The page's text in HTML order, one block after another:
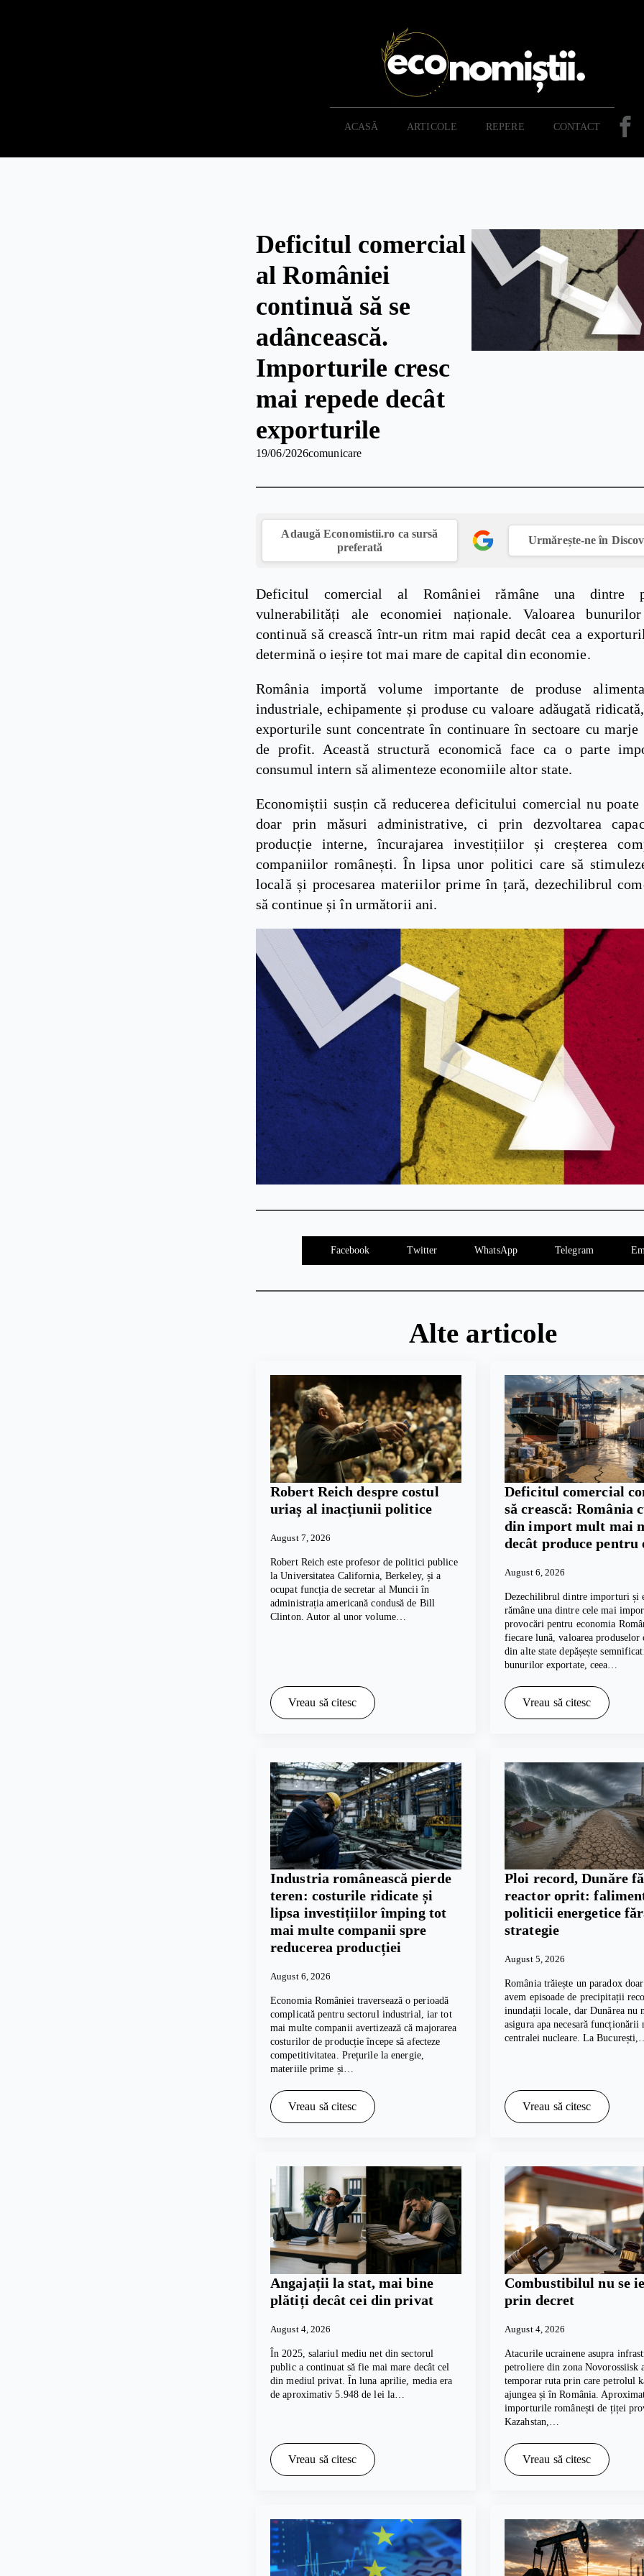
ACASĂ ARTICOLE REPERE CONTACT
Deficitul comercial
al României
continuă să se
adâncească.
Importurile cresc
mai repede decât
exporturile
19/06/2026comunicare
Adaugă Economistii.ro ca sursă
preferată
Urmărește-ne în
Deficitul comercial al României rămâne una dintre
vulnerabilități ale economiei naționale. Valoarea
continuă să crească într-un ritm mai rapid decât cea a
determină o ieșire tot mai mare de capital din economie.
România importă volume importante de produse
industriale, echipamente și produse cu valoare adăugată
exporturile sunt concentrate în continuare în sectoare cu marje
de profit. Această structură economică face ca o parte
consumul intern să alimenteze economiile altor state.
Economiștii susțin că reducerea deficitului comercial nu
doar prin măsuri administrative, ci prin dezvoltarea
producție interne, încurajarea investițiilor și creșterea
companiilor românești. În lipsa unor politici care să
locală și procesarea materiilor prime în țară, dezechilibrul
să continue și în următorii ani.
Facebook Twitter WhatsApp Telegram
Alte articole
Robert Reich despre costul
uriaș al inacțiunii politice
August 7, 2026
Robert Reich este profesor de politici publice
la Universitatea California, Berkeley, și a
ocupat funcția de secretar al Muncii în
administrația americană condusă de Bill
Clinton. Autor al unor volume…
Vreau să citesc
Deficitul comercial
să crească: România
din import mult mai
decât produce pentru
August 6, 2026
Dezechilibrul dintre importuri și
rămâne una dintre cele mai
provocări pentru economia
fiecare lună, valoarea produselor
din alte state depășește
bunurilor exportate, ceea…
Vreau să citesc
Industria românească pierde
teren: costurile ridicate și
lipsa investițiilor împing tot
mai multe companii spre
reducerea producției
August 6, 2026
Economia României traversează o perioadă
complicată pentru sectorul industrial, iar tot
mai multe companii avertizează că majorarea
costurilor de producție începe să afecteze
competitivitatea. Prețurile la energie,
materiile prime și…
Vreau să citesc
Ploi record, Dunăre
reactor oprit:
politicii energetice
strategie
August 5, 2026
România trăiește un paradox
avem episoade de precipitații
inundații locale, dar Dunărea nu
asigura apa necesară funcționării
centralei nucleare. La
Vreau să citesc
Angajații la stat, mai bine
plătiți decât cei din privat
August 4, 2026
În 2025, salariul mediu net din sectorul
public a continuat să fie mai mare decât cel
din mediul privat. În luna aprilie, media era
de aproximativ 5.948 de lei la…
Vreau să citesc
Combustibilul nu se
prin decret
August 4, 2026
Atacurile ucrainene asupra
petroliere din zona Novorossiisk
temporar ruta prin care petrolul
ajungea și în România.
importurile românești de țiței
Kazahstan,…
Vreau să citesc